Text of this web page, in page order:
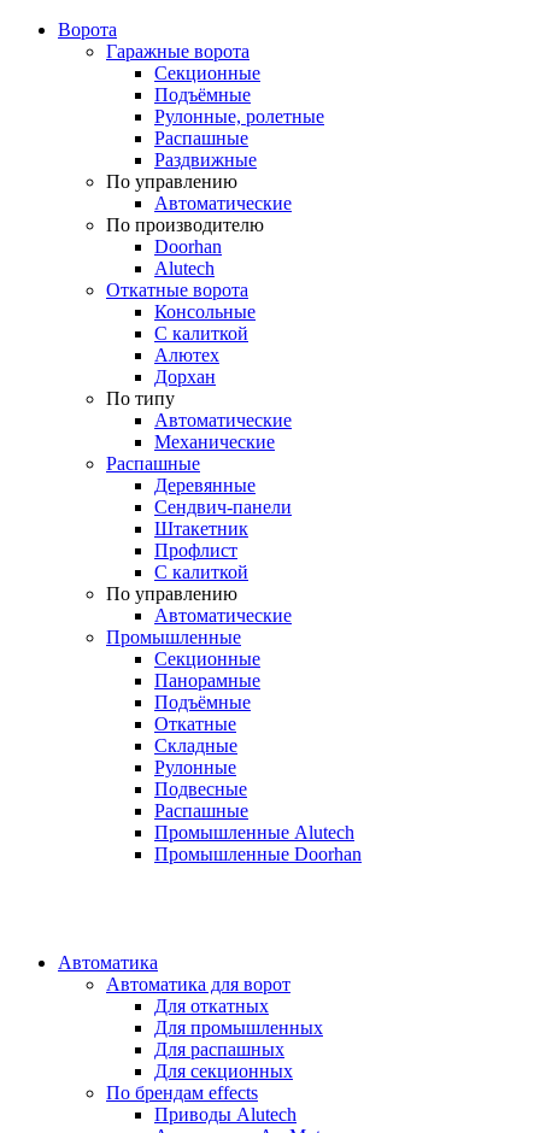
Ворота
Гаражные ворота
Секционные
Подъёмные
Рулонные, ролетные
Распашные
Раздвижные
По управлению
Автоматические
По производителю
Doorhan
Alutech
Откатные ворота
Консольные
С калиткой
Алютех
Дорхан
По типу
Автоматические
Механические
Распашные
Деревянные
Сендвич-панели
Штакетник
Профлист
С калиткой
По управлению
Автоматические
Промышленные
Секционные
Панорамные
Подъёмные
Откатные
Складные
Рулонные
Подвесные
Распашные
Промышленные Alutech
Промышленные Doorhan
Автоматика
Автоматика для ворот
Для откатных
Для промышленных
Для распашных
Для секционных
По брендам effects
Приводы Alutech